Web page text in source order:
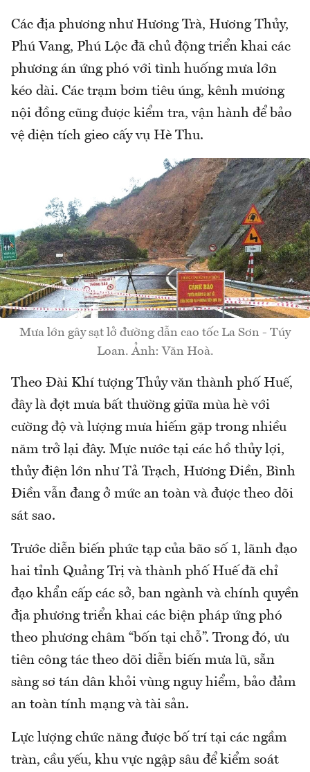
Các địa phương như Hương Trà, Hương Thủy,
Phú Vang, Phú Lộc đã chủ động triển khai các
phương án ứng phó với tình huống mưa lớn
kéo dài. Các trạm bơm tiêu úng, kênh mương
nội đồng cũng được kiểm tra, vận hành để bảo
vệ diện tích gieo cấy vụ Hè Thu.
Mưa lớn gây sạt lở đường dẫn cao tốc La Sơn - Túy
Loan. Ảnh: Văn Hoà.
Theo Đài Khí tượng Thủy văn thành phố Huế,
đây là đợt mưa bất thường giữa mùa hè với
cường độ và lượng mưa hiếm gặp trong nhiều
năm trở lại đây. Mực nước tại các hồ thủy lợi,
thủy điện lớn như Tả Trạch, Hương Điền, Bình
Điền vẫn đang ở mức an toàn và được theo dõi
sát sao.
Trước diễn biến phức tạp của bão số 1, lãnh đạo
hai tỉnh Quảng Trị và thành phố Huế đã chỉ
đạo khẩn cấp các sở, ban ngành và chính quyền
địa phương triển khai các biện pháp ứng phó
theo phương châm “bốn tại chỗ”. Trong đó, ưu
tiên công tác theo dõi diễn biến mưa lũ, sẵn
sàng sơ tán dân khỏi vùng nguy hiểm, bảo đảm
an toàn tính mạng và tài sản.
Lực lượng chức năng được bố trí tại các ngầm
tràn, cầu yếu, khu vực ngập sâu để kiểm soát